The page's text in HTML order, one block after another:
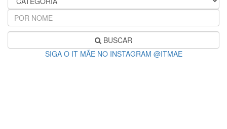
BUSCAR
SIGA O IT MÃE NO INSTAGRAM @ITMAE